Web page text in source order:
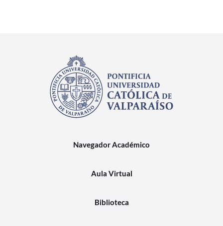
Navegador Académico
Aula Virtual
Biblioteca